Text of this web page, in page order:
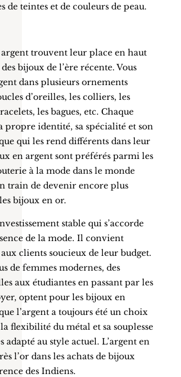
de teintes et de couleurs de peau.
trouvent leur place en haut
bijoux de l’ère récente. Vous
dans plusieurs ornements
d’oreilles, les colliers, les
les bagues, etc. Chaque
propre identité, sa spécialité et son
qui les rend différents dans leur
en argent sont préférés parmi les
à la mode dans le monde
train de devenir encore plus
bijoux en or.
stable qui s’accorde
de la mode. Il convient
clients soucieux de leur budget.
de femmes modernes, des
aux étudiantes en passant par les
optent pour les bijoux en
l’argent a toujours été un choix
flexibilité du métal et sa souplesse
adapté au style actuel. L’argent en
l’or dans les achats de bijoux
des Indiens.